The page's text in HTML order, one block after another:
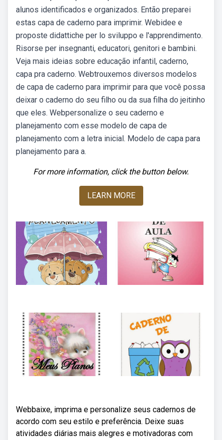
alunos identificados e organizados. Então preparei
estas capa de caderno para imprimir. Webidee e
proposte didattiche per lo sviluppo e l'apprendimento.
Risorse per insegnanti, educatori, genitori e bambini.
Veja mais ideias sobre educação infantil, caderno,
capa pra caderno. Webtrouxemos diversos modelos
de capa de caderno para imprimir para que você possa
deixar o caderno do seu filho ou da sua filha do jeitinho
que eles. Webpersonalize o seu caderno e
planejamento com esse modelo de capa de
planejamento com a letra inicial. Modelo de capa para
planejamento para a.
For more information, click the button below.
LEARN MORE
Webbaixe, imprima e personalize seus cadernos de
acordo com seu estilo e preferência. Deixe suas
atividades diárias mais alegres e motivadoras com